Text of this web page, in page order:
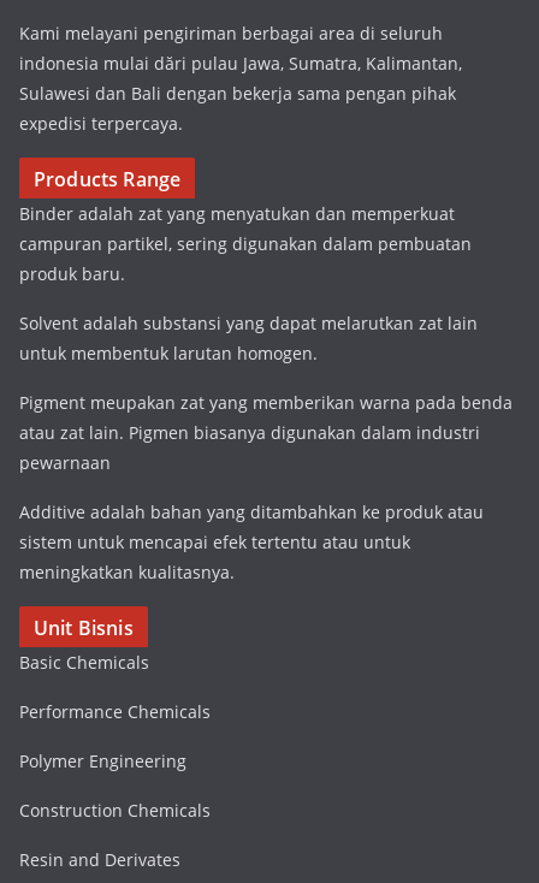
Kami melayani pengiriman berbagai area di seluruh
indonesia mulai dări pulau Jawa, Sumatra, Kalimantan,
Sulawesi dan Bali dengan bekerja sama pengan pihak
expedisi terpercaya.
Products Range
Binder adalah zat yang menyatukan dan memperkuat
campuran partikel, sering digunakan dalam pembuatan
produk baru.
Solvent adalah substansi yang dapat melarutkan zat lain
untuk membentuk larutan homogen.
Pigment meupakan zat yang memberikan warna pada benda
atau zat lain. Pigmen biasanya digunakan dalam industri
pewarnaan
Additive adalah bahan yang ditambahkan ke produk atau
sistem untuk mencapai efek tertentu atau untuk
meningkatkan kualitasnya.
Unit Bisnis
Basic Chemicals
Performance Chemicals
Polymer Engineering
Construction Chemicals
Resin and Derivates